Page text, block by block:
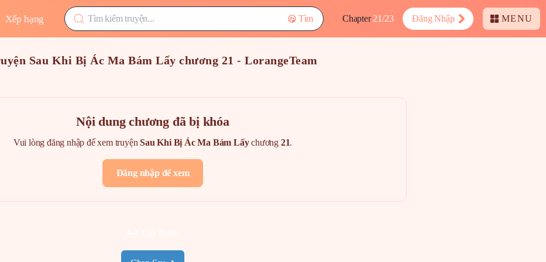
Xếp hạng Tìm Chapter 21/23 Đăng Nhập MENU
Sau Khi Bị Ác Ma Bám Lấy chương 21 - LorangeTeam
Nội dung chương đã bị khóa
Vui lòng đăng nhập để xem truyệnSau Khi Bị Ác Ma Bám Lấychương 21.
Đăng nhập để xem